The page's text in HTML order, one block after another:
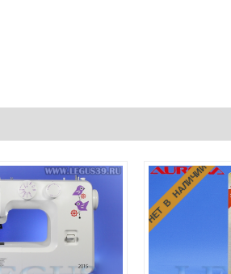
НЕТ В НАЛИЧИИ